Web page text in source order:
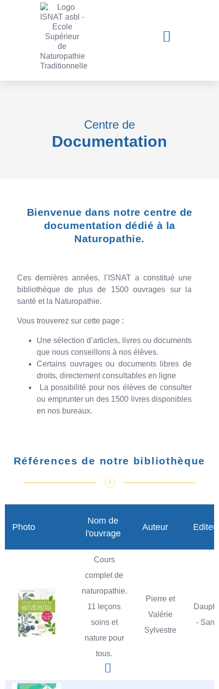
Centre de
Documentation
Bienvenue dans notre centre de
documentation dédié à la
Naturopathie.
Ces dernières années, l’ISNAT a constitué une
bibliothèque de plus de 1500 ouvrages sur la
santé et la Naturopathie.
Vous trouverez sur cette page :
Une sélection d’articles, livres ou documents
que nous conseillons à nos élèves.
Certains ouvrages ou documents libres de
droits, directement consultables en ligne
La possibilité pour nos élèves de consulter
ou emprunter un des 1500 livres disponibles
en nos bureaux.
Références de notre bibliothèque
Photo
Nom de
l'ouvrage
Auteur
Cours
complet de
naturopathie.
11 leçons
soins et
nature pour
tous.
Pierre et
Valérie
Sylvestre
-